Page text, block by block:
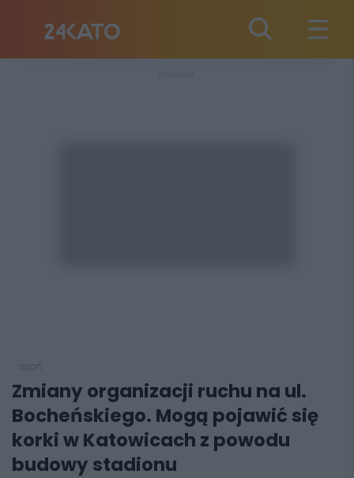
Zmiany organizacji ruchu na ul.
Bocheńskiego. Mogą pojawić się
korki w Katowicach z powodu
budowy stadionu